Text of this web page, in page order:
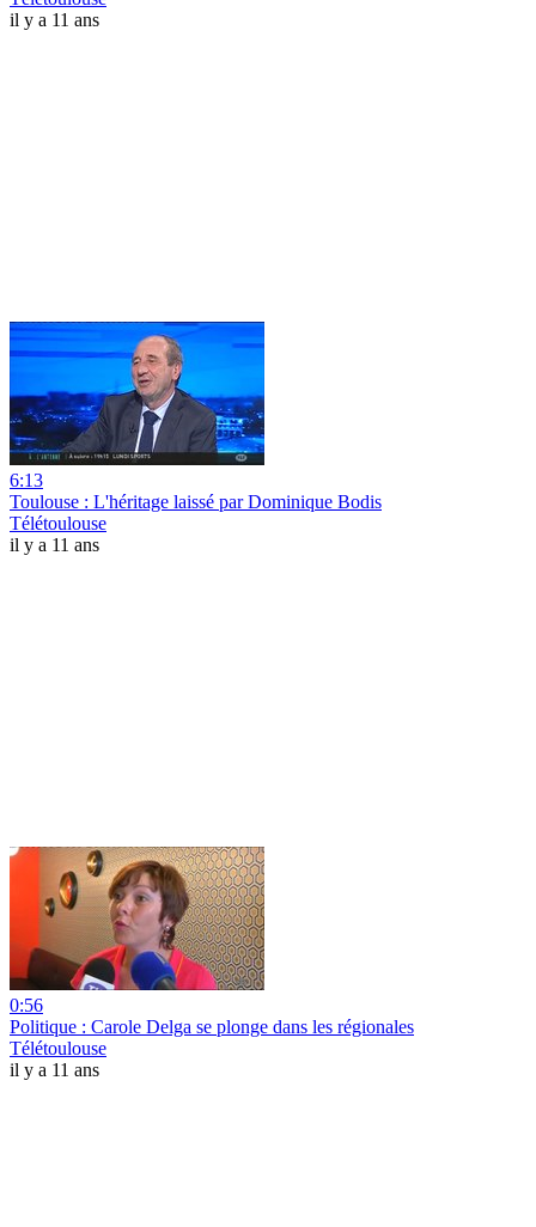
il y a 11 ans
6:13
Toulouse : L'héritage laissé par Dominique Bodis
Télétoulouse
il y a 11 ans
0:56
Politique : Carole Delga se plonge dans les régionales
Télétoulouse
il y a 11 ans